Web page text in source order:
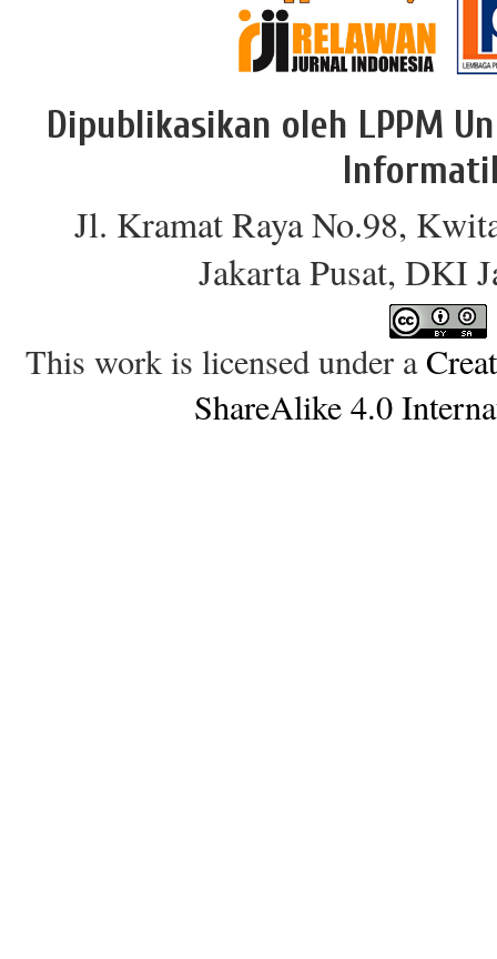
Dipublikasikan oleh LPPM
Jl. Kramat Raya No.98,
Jakarta Pusat, DKI
This work is licensed under a
ShareAlike 4.0